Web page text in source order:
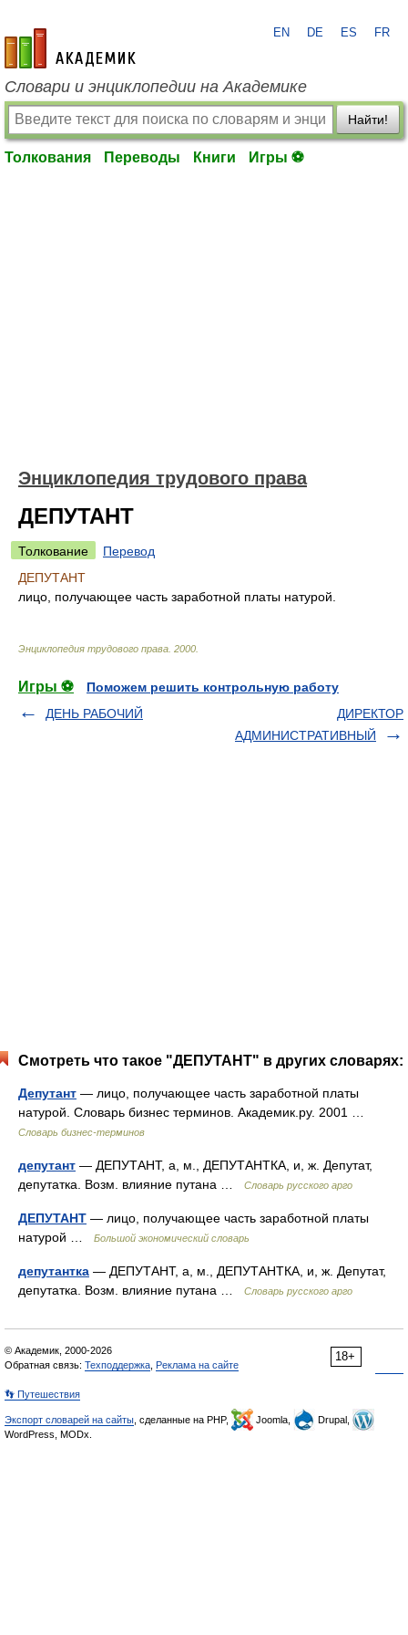
academic.ru
EN DE ES FR
Словари и энциклопедии на Академике
Найти!
Толкования Переводы Книги Игры ⚽
Энциклопедия трудового права
ДЕПУТАНТ
Толкование
Перевод
ДЕПУТАНТ
лицо, получающее часть заработной платы натурой.
Энциклопедия трудового права 2000
Игры ⚽
Поможем решить контрольную работу
ДЕНЬ РАБОЧИЙ
ДИРЕКТОР
АДМИНИСТРАТИВНЫЙ
Смотреть что такое "ДЕПУТАНТ" в других словарях:
Депутант — лицо, получающее часть заработной платы
натурой. Словарь бизнес терминов. Академик.ру. 2001 …
Словарь бизнес-терминов
депутант — ДЕПУТАНТ, а, м., ДЕПУТАНТКА, и, ж. Депутат,
депутатка. Возм. влияние путана …
Словарь русского арго
ДЕПУТАНТ — лицо, получающее часть заработной платы
натурой …
Большой экономический словарь
депутантка — ДЕПУТАНТ, а, м., ДЕПУТАНТКА, и, ж. Депутат,
депутатка. Возм. влияние путана …
Словарь русского арго
18+
© Академик, 2000-2026
Обратная связь: Техподдержка Реклама на сайте
👣 Путешествия
Экспорт словарей на сайты , сделанные на PHP, Joomla,
Drupal,
WordPress, MODx.